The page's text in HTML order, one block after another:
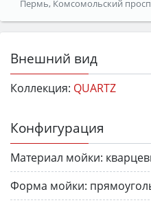
Пермь, Комсомольский
Внешний вид
Коллекция: QUARTZ
Конфигурация
Материал мойки:
Форма мойки: